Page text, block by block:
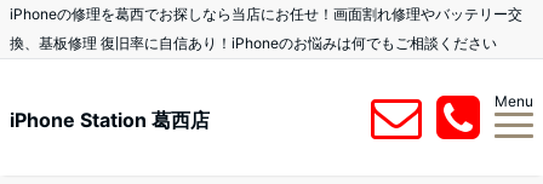
iPhoneの修理を葛西でお探しなら当店にお任せ！画面割れ修理やバッテリー交
換、基板修理 復旧率に自信あり！iPhoneのお悩みは何でもご相談ください
iPhone Station 葛西店
Menu